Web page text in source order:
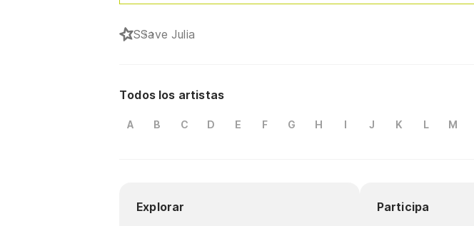
SSave Julia
Todos los artistas
A B C D E F G H I J K L M
Explorar Participa